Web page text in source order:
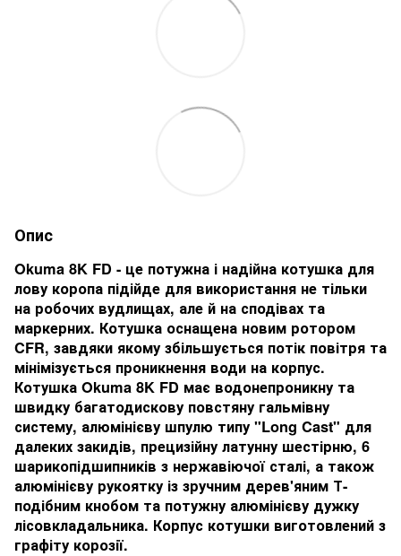
Опис
Okuma 8K FD - це потужна і надійна котушка для
лову коропа підійде для використання не тільки
на робочих вудлищах, але й на сподівах та
маркерних. Котушка оснащена новим ротором
CFR, завдяки якому збільшується потік повітря та
мінімізується проникнення води на корпус.
Котушка Okuma 8K FD має водонепроникну та
швидку багатодискову повстяну гальмівну
систему, алюмінієву шпулю типу "Long Cast" для
далеких закидів, прецизійну латунну шестірню, 6
шарикопідшипників з нержавіючої сталі, а також
алюмінієву рукоятку із зручним дерев'яним Т-
подібним кнобом та потужну алюмінієву дужку
лісовкладальника. Корпус котушки виготовлений з
графіту корозії.